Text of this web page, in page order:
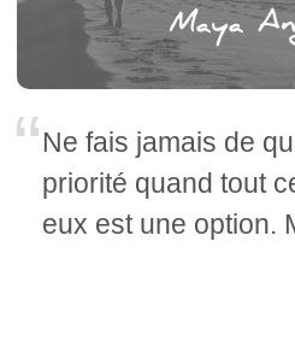
Ne fais jamais de
priorité quand tout
eux est une option.